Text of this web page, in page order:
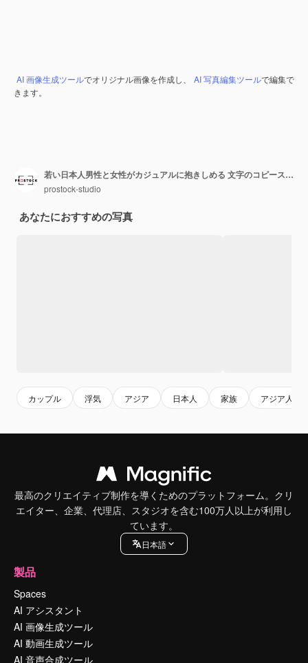
AI 画像生成ツールでオリジナル画像を作成し、 AI 写真編集ツールで編集で
きます。
若い日本人男性と女性がカジュアルに抱きしめる 文字のコピースペースの抽象的な雲
prostock-studio
あなたにおすすめの写真
カップル 浮気 アジア 日本人 家族 アジア人
最高のクリエイティブ制作を導くためのプラットフォーム。クリ
エイター、企業、代理店、スタジオを含む100万人以上が利用し
ています。
日本語
製品
Spaces
AI アシスタント
AI 画像生成ツール
AI 動画生成ツール
AI 音声合成ツール